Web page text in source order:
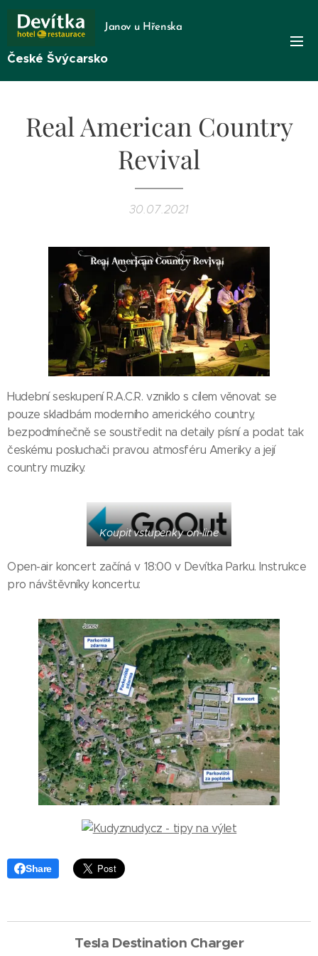
Janov u Hřenska
České Švýcarsko
Real American Country
Revival
30.07.2021
Hudební seskupení R.A.C.R. vzniklo s cílem věnovat se
pouze skladbám moderního amerického country,
bezpodmínečně se soustředit na detaily písní a podat tak
českému posluchači pravou atmosféru Ameriky a její
country muziky.
Koupit vstupenky on-line
Open-air koncert začíná v 18:00 v Devítka Parku. Instrukce
pro návštěvníky koncertu:
Share
Tesla Destination Charger